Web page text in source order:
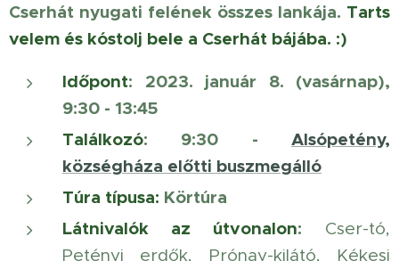
Cserhát nyugati felének összes lankája. Tarts
velem és kóstolj bele a Cserhát bájába. :)
Időpont: 2023. január 8. (vasárnap),
9:30 - 13:45
Találkozó: 9:30 - Alsópetény,
községháza előtti buszmegálló
Túra típusa: Körtúra
Látnivalók az útvonalon: Cser-tó,
Petényi erdők, Prónay-kilátó, Kékesi